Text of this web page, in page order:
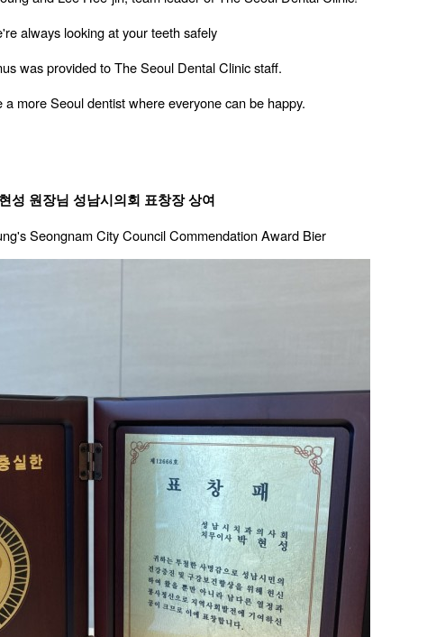
always looking at your teeth safely
was provided to The Seoul Dental Clinic staff.
a more Seoul dentist where everyone can be happy.
성 원장님 성남시의회 표창장 상여
Seongnam City Council Commendation Award Bier